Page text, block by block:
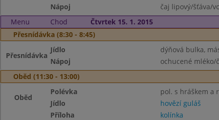
Nápoj
čaj lipový/šťáva/
Menu
Chod
Čtvrtek 15. 1. 2015
Přesnídávka (8:30 - 8:45)
Přesnídávka
Jídlo
dýňová bulka,
Nápoj
ochucené mléko/
Oběd (11:30 - 13:00)
Oběd
Polévka
pol. s hráškem a
Jídlo
hovězí guláš
Příloha
kolínka